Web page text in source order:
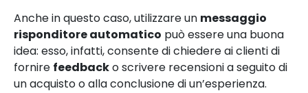
Anche in questo caso, utilizzare un messaggio
risponditore automatico può essere una buona
idea: esso, infatti, consente di chiedere ai clienti di
fornire feedbacko scrivere recensioni a seguito di
un acquisto o alla conclusione di un’esperienza.